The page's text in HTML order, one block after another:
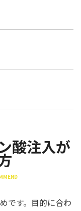
酸注入が
です。目的に合わ